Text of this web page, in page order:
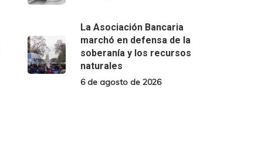
La Asociación Bancaria
marchó en defensa de la
soberanía y los recursos
naturales
6 de agosto de 2026